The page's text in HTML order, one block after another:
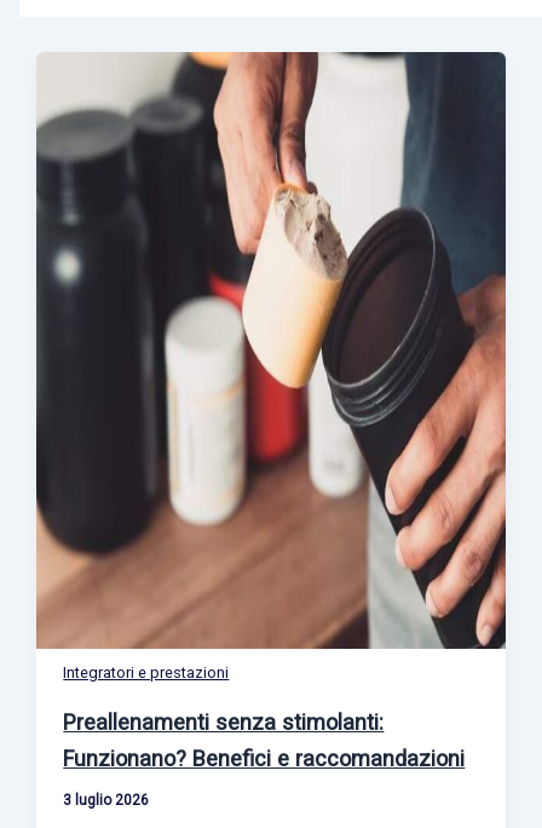
Integratori e prestazioni
Preallenamenti senza stimolanti:
Funzionano? Benefici e raccomandazioni
3 luglio 2026